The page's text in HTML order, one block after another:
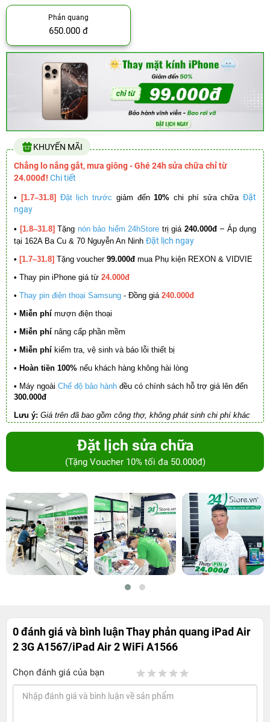
Phản quang
650.000 đ
KHUYẾN MÃI
Chẳng lo nắng gắt, mưa giông - Ghé 24h sửa chữa chỉ từ
24.000đ! Chi tiết
• [1.7–31.8] Đặt lịch trước giảm đến10% chi phí sửa chữa Đặt
ngay
• [1.8–31.8] Tặng nón bảo hiểm 24hStore trị giá 240.000đ – Áp dụng
tại 162A Ba Cu & 70 Nguyễn An Ninh Đặt lịch ngay
• [1.7–31.8] Tặng voucher 99.000đ mua Phụ kiện REXON & VIDVIE
• Thay pin iPhone giá từ 24.000đ
• Thay pin điện thoại Samsung - Đồng giá 240.000đ
• Miễn phí mượn điện thoại
• Miễn phí nâng cấp phần mềm
• Miễn phí kiểm tra, vệ sinh và báo lỗi thiết bị
• Hoàn tiền 100% nếu khách hàng không hài lòng
• Máy ngoài Chế độ bảo hành đều có chính sách hỗ trợ giá lên đến
300.000đ
Lưu ý: Giá trên đã bao gồm công thợ, không phát sinh chi phí khác
Đặt lịch sửa chữa
(Tặng Voucher 10% tối đa 50.000đ)
0 đánh giá và bình luậnThay phản quang iPad Air
2 3G A1567/iPad Air 2 WiFi A1566
Chọn đánh giá của bạn